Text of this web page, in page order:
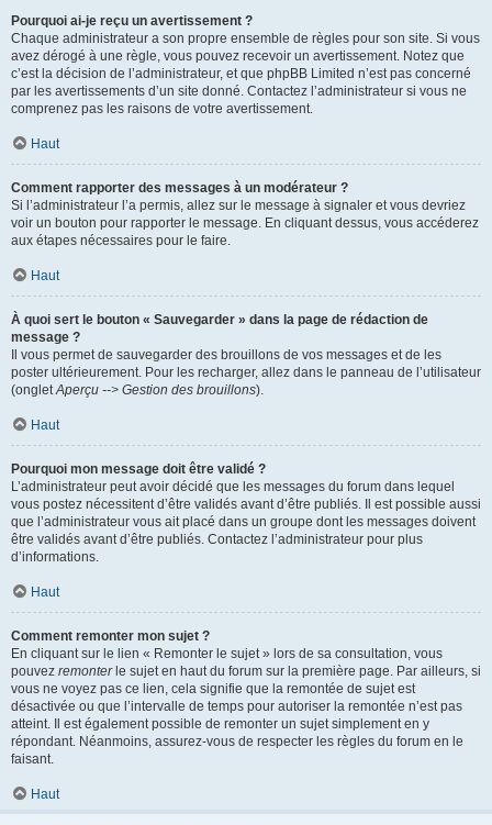
Pourquoi ai-je reçu un avertissement ?
Chaque administrateur a son propre ensemble de règles pour son site. Si vous
avez dérogé à une règle, vous pouvez recevoir un avertissement. Notez que
c’est la décision de l’administrateur, et que phpBB Limited n’est pas concerné
par les avertissements d’un site donné. Contactez l’administrateur si vous ne
comprenez pas les raisons de votre avertissement.
Haut
Comment rapporter des messages à un modérateur ?
Si l’administrateur l’a permis, allez sur le message à signaler et vous devriez
voir un bouton pour rapporter le message. En cliquant dessus, vous accéderez
aux étapes nécessaires pour le faire.
Haut
À quoi sert le bouton « Sauvegarder » dans la page de rédaction de
message ?
Il vous permet de sauvegarder des brouillons de vos messages et de les
poster ultérieurement. Pour les recharger, allez dans le panneau de l’utilisateur
(ongletAperçu --> Gestion des brouillons).
Haut
Pourquoi mon message doit être validé ?
L’administrateur peut avoir décidé que les messages du forum dans lequel
vous postez nécessitent d’être validés avant d’être publiés. Il est possible aussi
que l’administrateur vous ait placé dans un groupe dont les messages doivent
être validés avant d’être publiés. Contactez l’administrateur pour plus
d’informations.
Haut
Comment remonter mon sujet ?
En cliquant sur le lien « Remonter le sujet » lors de sa consultation, vous
pouvez remonterle sujet en haut du forum sur la première page. Par ailleurs, si
vous ne voyez pas ce lien, cela signifie que la remontée de sujet est
désactivée ou que l’intervalle de temps pour autoriser la remontée n’est pas
atteint. Il est également possible de remonter un sujet simplement en y
répondant. Néanmoins, assurez-vous de respecter les règles du forum en le
faisant.
Haut